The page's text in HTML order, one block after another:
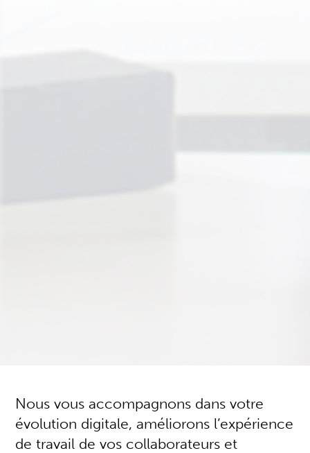
Nous vous accompagnons dans votre
évolution digitale, améliorons l’expérience
de travail de vos collaborateurs et